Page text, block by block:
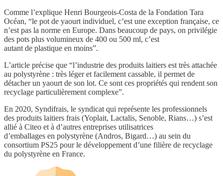
Comme l’explique Henri Bourgeois-Costa de la Fondation Tara
Océan, “le pot de yaourt individuel, c’est une exception française, ce
n’est pas la norme en Europe. Dans beaucoup de pays, on privilégie
des pots plus volumineux de 400 ou 500 ml, c’est
autant de plastique en moins”.
L’article précise que “l’industrie des produits laitiers est très attachée
au polystyrène : très léger et facilement cassable, il permet de
détacher un yaourt de son lot. Ce sont ces propriétés qui rendent son
recyclage particulièrement complexe”.
En 2020, Syndifrais, le syndicat qui représente les professionnels
des produits laitiers frais (Yoplait, Lactalis, Senoble, Rians…) s’est
allié à Citeo et à d’autres entreprises utilisatrices
d’emballages en polystyrène (Andros, Bigard…) au sein du
consortium PS25 pour le développement d’une filière de recyclage
du polystyrène en France.